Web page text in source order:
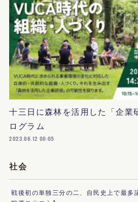
十三日に森林を活用した「企業
ログラム
2023.06.12 00:05
社会
戦後初の単独三分の二、自民史上で最多